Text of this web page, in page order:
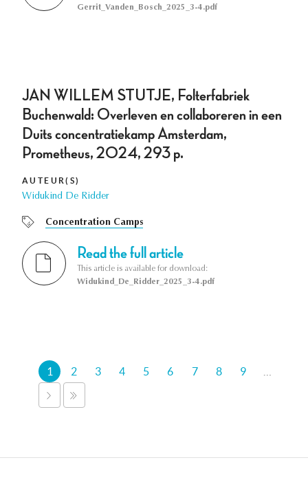
Gerrit_Vanden_Bosch_2025_3-4.pdf
JAN WILLEM STUTJE, Folterfabriek
Buchenwald: Overleven en collaboreren in een
Duits concentratiekamp Amsterdam,
Prometheus, 2024, 293 p.
AUTEUR(S)
Widukind De Ridder
Concentration Camps
Read the full article
This article is available for download:
Widukind_De_Ridder_2025_3-4.pdf
Pagina's
1 2 3 4 5 6 7 8 9
VOLGENDE
›